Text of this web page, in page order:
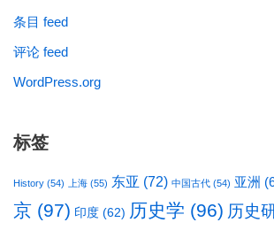
条目 feed
评论 feed
WordPress.org
标签
History (54) 上海 (55) 东亚 (72) 中国古代 (54) 亚洲
京 (97) 印度 (62) 历史学 (96) 历史